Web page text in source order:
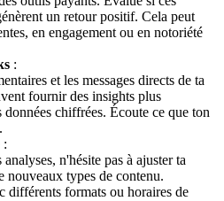
un retour positif. Cela peut
en engagement ou en notoriété
:
et les messages directs de ta
fournir des insights plus
chiffrées. Écoute ce que ton
:
analyses, n'hésite pas à ajuster ta
nouveaux types de contenu.
différents formats ou horaires de